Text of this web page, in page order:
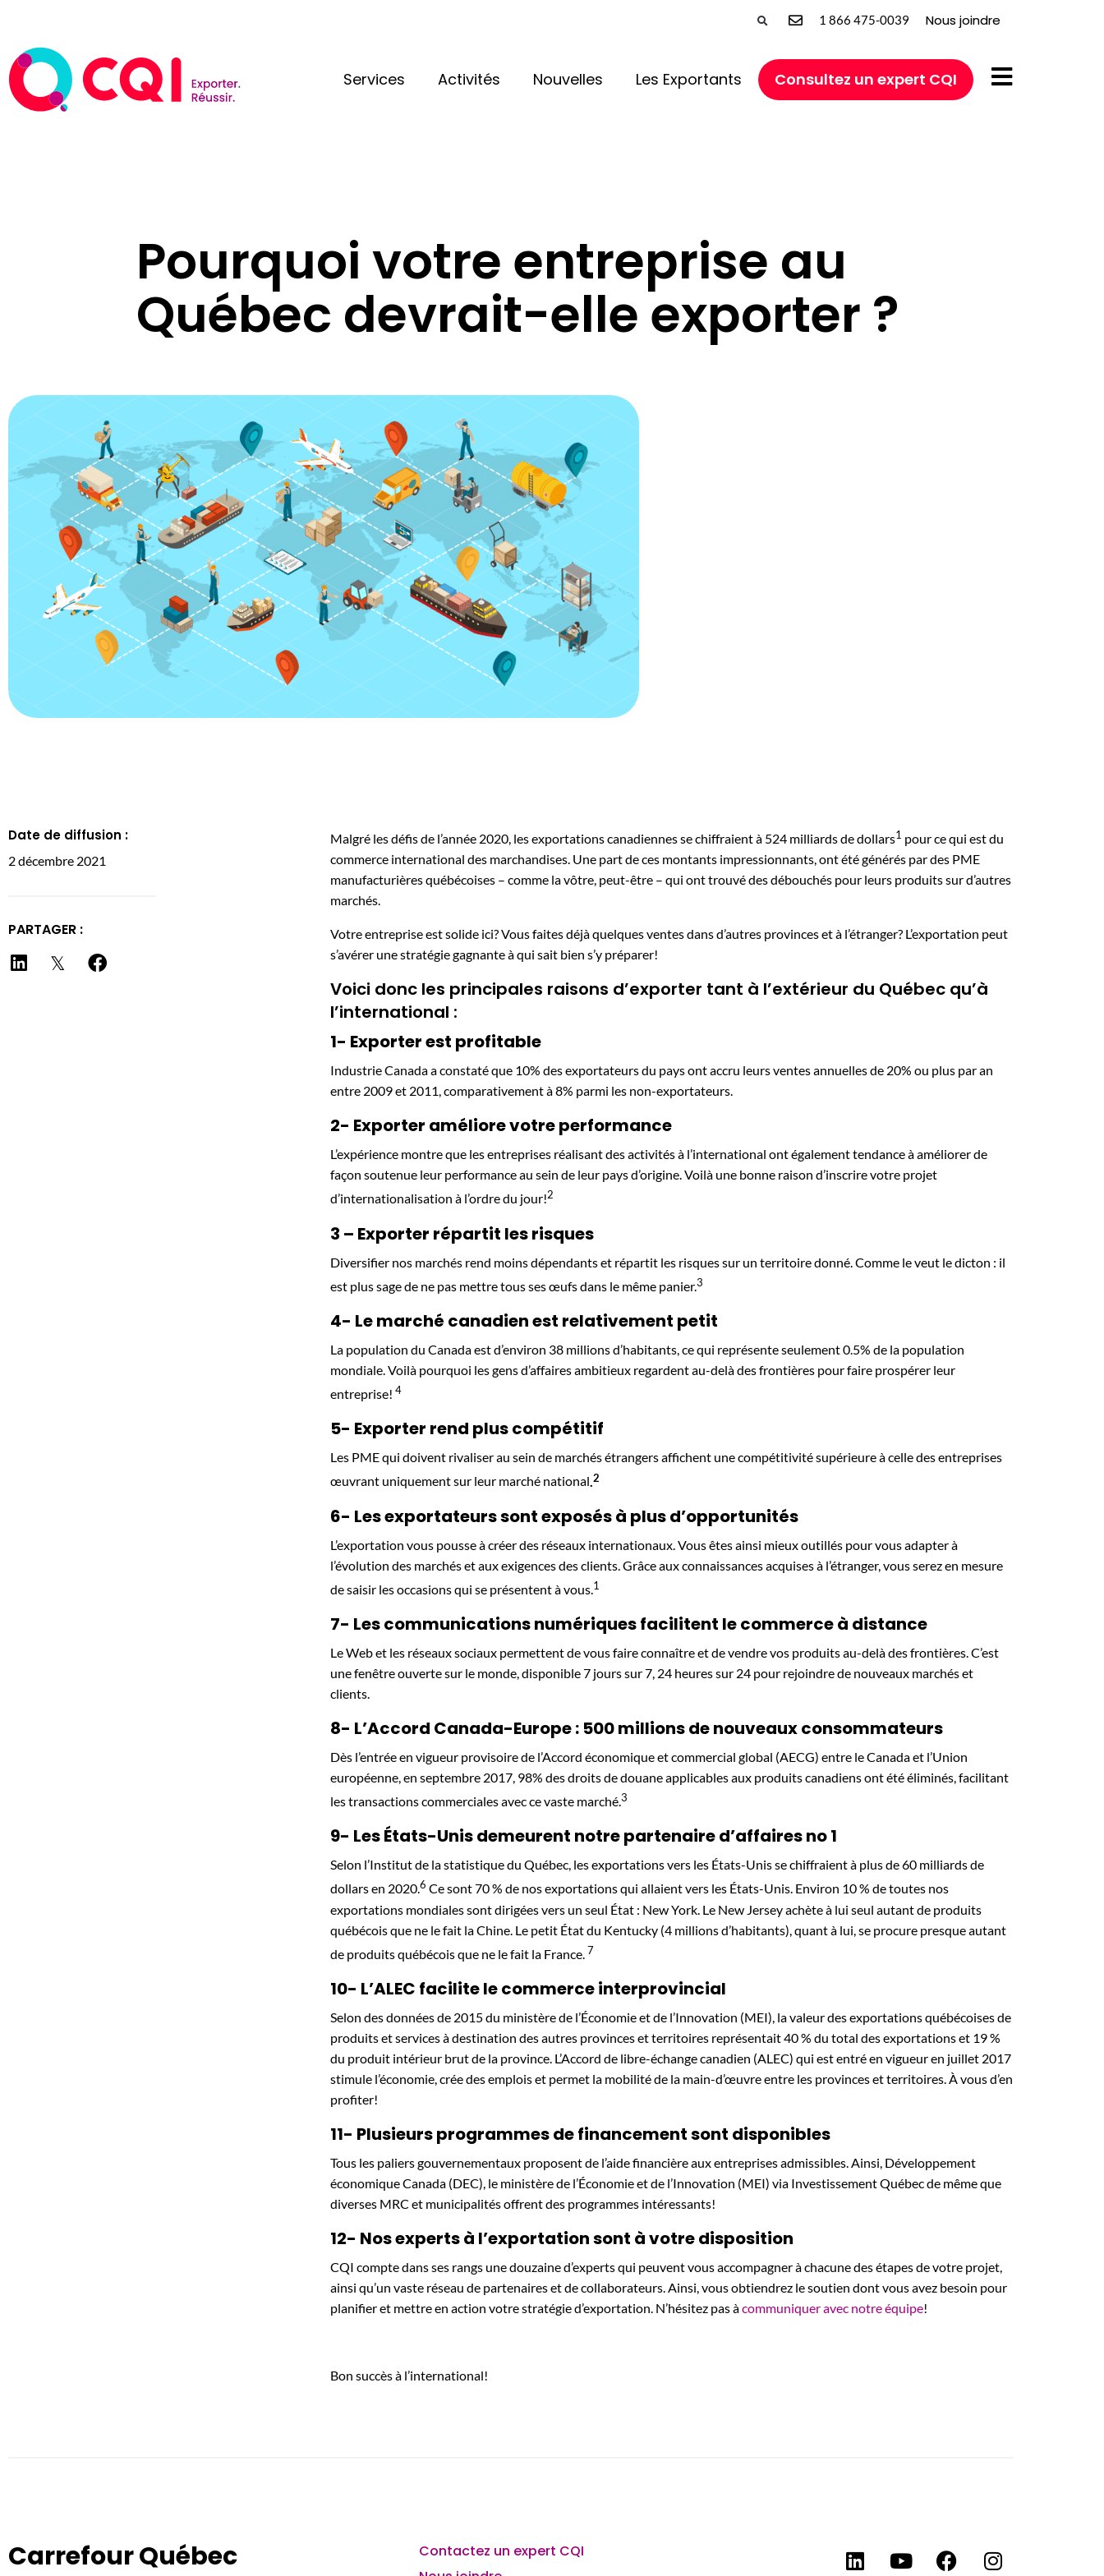
1 866 475-0039 Nous joindre
Services Activités Nouvelles Les Exportants Consultez un expert CQI
Pourquoi votre entreprise au
Québec devrait-elle exporter ?
Date de diffusion :
2 décembre 2021
PARTAGER :
Malgré les défis de l’année 2020, les exportations canadiennes se chiffraient à 524 milliards de dollars1 pour ce qui est du
commerce international des marchandises. Une part de ces montants impressionnants, ont été générés par des PME
manufacturières québécoises – comme la vôtre, peut-être – qui ont trouvé des débouchés pour leurs produits sur d’autres
marchés.
Votre entreprise est solide ici? Vous faites déjà quelques ventes dans d’autres provinces et à l’étranger? L’exportation peut
s’avérer une stratégie gagnante à qui sait bien s’y préparer!
Voici donc les principales raisons d’exporter tant à l’extérieur du Québec qu’à
l’international :
1- Exporter est profitable
Industrie Canada a constaté que 10% des exportateurs du pays ont accru leurs ventes annuelles de 20% ou plus par an
entre 2009 et 2011, comparativement à 8% parmi les non-exportateurs.
2- Exporter améliore votre performance
L’expérience montre que les entreprises réalisant des activités à l’international ont également tendance à améliorer de
façon soutenue leur performance au sein de leur pays d’origine. Voilà une bonne raison d’inscrire votre projet
d’internationalisation à l’ordre du jour!2
3 – Exporter répartit les risques
Diversifier nos marchés rend moins dépendants et répartit les risques sur un territoire donné. Comme le veut le dicton : il
est plus sage de ne pas mettre tous ses œufs dans le même panier.3
4- Le marché canadien est relativement petit
La population du Canada est d’environ 38 millions d’habitants, ce qui représente seulement 0.5% de la population
mondiale. Voilà pourquoi les gens d’affaires ambitieux regardent au-delà des frontières pour faire prospérer leur
entreprise!4
5- Exporter rend plus compétitif
Les PME qui doivent rivaliser au sein de marchés étrangers affichent une compétitivité supérieure à celle des entreprises
œuvrant uniquement sur leur marché national .2
6- Les exportateurs sont exposés à plus d’opportunités
L’exportation vous pousse à créer des réseaux internationaux. Vous êtes ainsi mieux outillés pour vous adapter à
l’évolution des marchés et aux exigences des clients. Grâce aux connaissances acquises à l’étranger, vous serez en mesure
de saisir les occasions qui se présentent à vous.1
7- Les communications numériques facilitent le commerce à distance
Le Web et les réseaux sociaux permettent de vous faire connaître et de vendre vos produits au-delà des frontières. C’est
une fenêtre ouverte sur le monde, disponible 7 jours sur 7, 24 heures sur 24 pour rejoindre de nouveaux marchés et
clients.
8- L’Accord Canada-Europe : 500 millions de nouveaux consommateurs
Dès l’entrée en vigueur provisoire de l’Accord économique et commercial global (AECG) entre le Canada et l’Union
européenne, en septembre 2017, 98% des droits de douane applicables aux produits canadiens ont été éliminés, facilitant
les transactions commerciales avec ce vaste marché.3
9- Les États-Unis demeurent notre partenaire d’affaires no 1
Selon l’Institut de la statistique du Québec, les exportations vers les États-Unis se chiffraient à plus de 60 milliards de
dollars en 2020.6 Ce sont 70 % de nos exportations qui allaient vers les États-Unis. Environ 10 % de toutes nos
exportations mondiales sont dirigées vers un seul État : New York. Le New Jersey achète à lui seul autant de produits
québécois que ne le fait la Chine. Le petit État du Kentucky (4 millions d’habitants), quant à lui, se procure presque autant
de produits québécois que ne le fait la France. 7
10- L’ALEC facilite le commerce interprovincial
Selon des données de 2015 du ministère de l’Économie et de l’Innovation (MEI), la valeur des exportations québécoises de
produits et services à destination des autres provinces et territoires représentait 40 % du total des exportations et 19 %
du produit intérieur brut de la province. L’Accord de libre-échange canadien (ALEC) qui est entré en vigueur en juillet 2017
stimule l’économie, crée des emplois et permet la mobilité de la main-d’œuvre entre les provinces et territoires. À vous d’en
profiter!
11- Plusieurs programmes de financement sont disponibles
Tous les paliers gouvernementaux proposent de l’aide financière aux entreprises admissibles. Ainsi, Développement
économique Canada (DEC), le ministère de l’Économie et de l’Innovation (MEI) via Investissement Québec de même que
diverses MRC et municipalités offrent des programmes intéressants!
12- Nos experts à l’exportation sont à votre disposition
CQI compte dans ses rangs une douzaine d’experts qui peuvent vous accompagner à chacune des étapes de votre projet,
ainsi qu’un vaste réseau de partenaires et de collaborateurs. Ainsi, vous obtiendrez le soutien dont vous avez besoin pour
planifier et mettre en action votre stratégie d’exportation. N’hésitez pas àcommuniquer avec notre équipe!
Bon succès à l’international!
Carrefour Québec
Contactez un expert CQI